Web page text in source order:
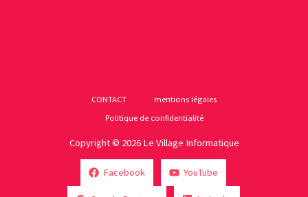
CONTACT
mentions légales
Politique de confidentialité
Copyright © 2026 Le Village Informatique
Facebook YouTube